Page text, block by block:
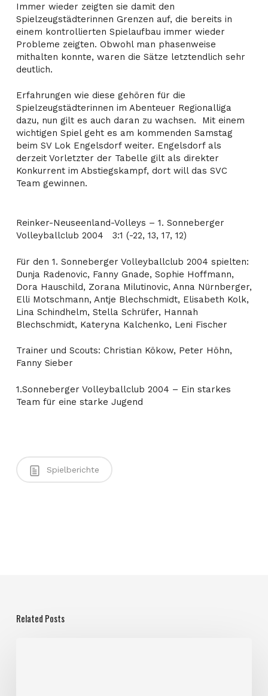
Immer wieder zeigten sie damit den
Spielzeugstädterinnen Grenzen auf, die bereits in
einem kontrollierten Spielaufbau immer wieder
Probleme zeigten. Obwohl man phasenweise
mithalten konnte, waren die Sätze letztendlich sehr
deutlich.
Erfahrungen wie diese gehören für die
Spielzeugstädterinnen im Abenteuer Regionalliga
dazu, nun gilt es auch daran zu wachsen. Mit einem
wichtigen Spiel geht es am kommenden Samstag
beim SV Lok Engelsdorf weiter. Engelsdorf als
derzeit Vorletzter der Tabelle gilt als direkter
Konkurrent im Abstiegskampf, dort will das SVC
Team gewinnen.
Reinker-Neuseenland-Volleys – 1. Sonneberger
Volleyballclub 2004 3:1 (-22, 13, 17, 12)
Für den 1. Sonneberger Volleyballclub 2004 spielten:
Dunja Radenovic, Fanny Gnade, Sophie Hoffmann,
Dora Hauschild, Zorana Milutinovic, Anna Nürnberger,
Elli Motschmann, Antje Blechschmidt, Elisabeth Kolk,
Lina Schindhelm, Stella Schrüfer, Hannah
Blechschmidt, Kateryna Kalchenko, Leni Fischer
Trainer und Scouts: Christian Kökow, Peter Höhn,
Fanny Sieber
1.Sonneberger Volleyballclub 2004 – Ein starkes
Team für eine starke Jugend
Spielberichte
Related Posts